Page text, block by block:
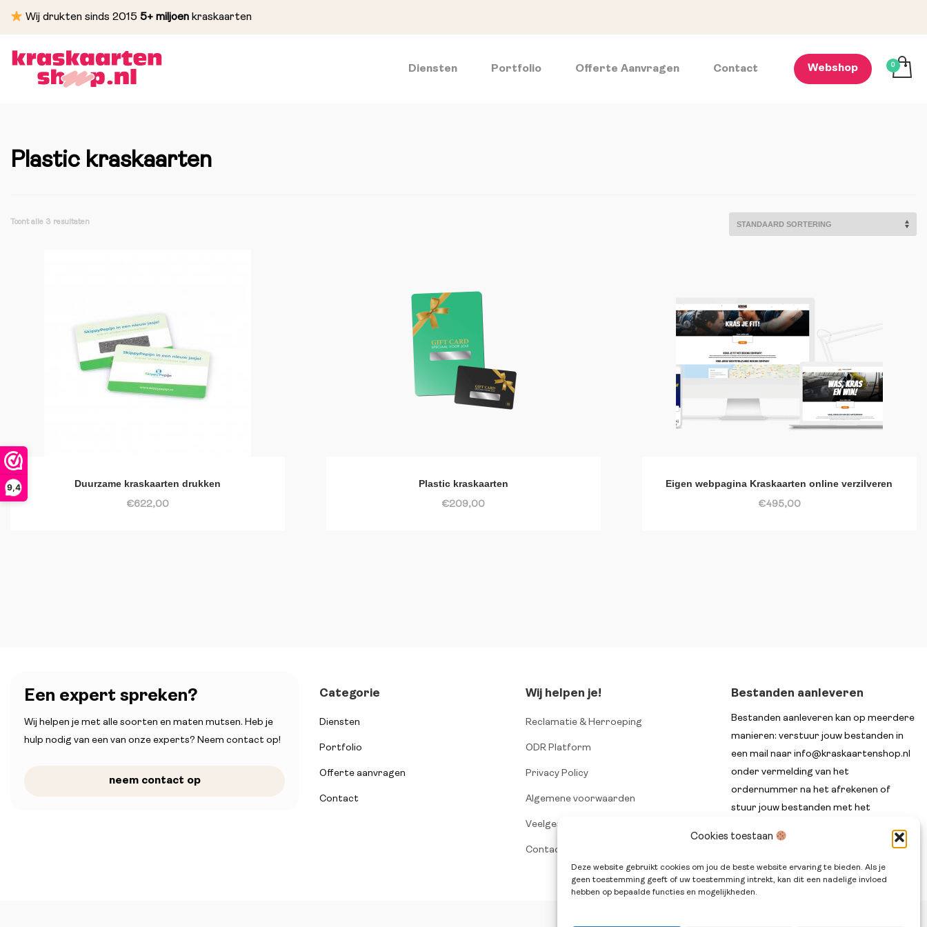
9,4
Cookies toestaan
Deze website gebruikt cookies om jou de beste website ervaring te bieden. Als je
geen toestemming geeft of uw toestemming intrekt, kan dit een nadelige invloed
hebben op bepaalde functies en mogelijkheden.
Wij drukten sinds 20155+ miljoen kraskaarten
Diensten Portfolio Offerte Aanvragen Contact Webshop
Plastic kraskaarten
Toont alle 3 resultaten
Duurzame kraskaarten drukken
€622,00
Plastic kraskaarten
€209,00
Eigen webpagina Kraskaarten online verzilveren
€495,00
Een expert spreken?
Wij helpen je met alle soorten en maten mutsen. Heb je
hulp nodig van een van onze experts? Neem contact op!
neem contact op
Categorie
Diensten
Portfolio
Offerte aanvragen
Contact
Wij helpen je!
Reclamatie & Herroeping
ODR Platform
Privacy Policy
Algemene voorwaarden
Veelgestelde vragen
Contact
Bestanden aanleveren
Bestanden aanleveren kan op meerdere
manieren: verstuur jouw bestanden in
een mail naar info@kraskaartenshop.nl
onder vermelding van het
ordernummer na het afrekenen of
stuur jouw bestanden met het